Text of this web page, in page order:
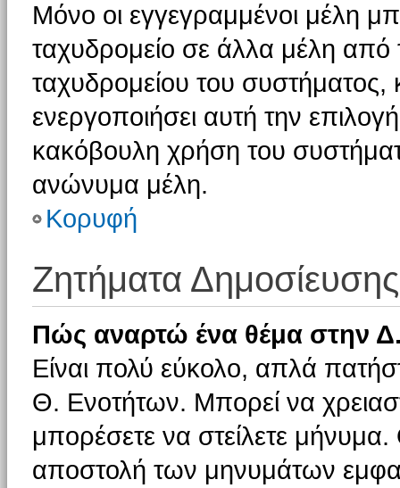
Μόνο οι εγγεγραμμένοι μέλη
ταχυδρομείο σε άλλα μέλη
ταχυδρομείου του συστήματος,
ενεργοποιήσει αυτή την
κακόβουλη χρήση του
ανώνυμα μέλη.
Κορυφή
Ζητήματα Δημοσίευσης
Πώς αναρτώ ένα θέμα στην
Είναι πολύ εύκολο, απλά
Θ. Ενοτήτων. Μπορεί να
μπορέσετε να στείλετε μήνυμα.
αποστολή των μηνυμάτων